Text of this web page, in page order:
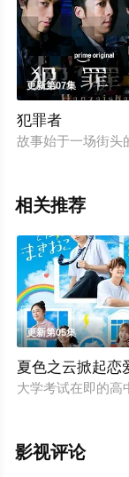
更新第07集
犯罪者
故事始于一场街头
相关推荐
更新第05集
夏色之云掀起恋
大学考试在即的高
影视评论